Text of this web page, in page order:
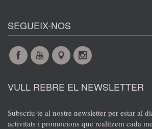
SEGUEIX-NOS
FacebookYouTubeMapsInstagram
VULL REBRE EL NEWSLETTER
Subscriu·te al nostre newsletter per estar al
activitats i promocions que realitzem cada